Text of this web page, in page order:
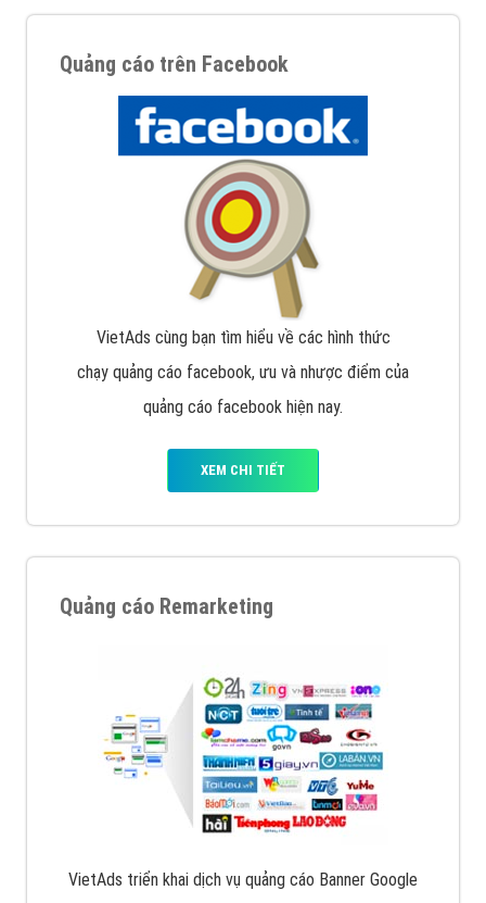
Quảng cáo trên Facebook
VietAds cùng bạn tìm hiểu về các hình thức
chạy quảng cáo facebook, ưu và nhược điểm của
quảng cáo facebook hiện nay.
XEM CHI TIẾT
Quảng cáo Remarketing
VietAds triển khai dịch vụ quảng cáo Banner Google